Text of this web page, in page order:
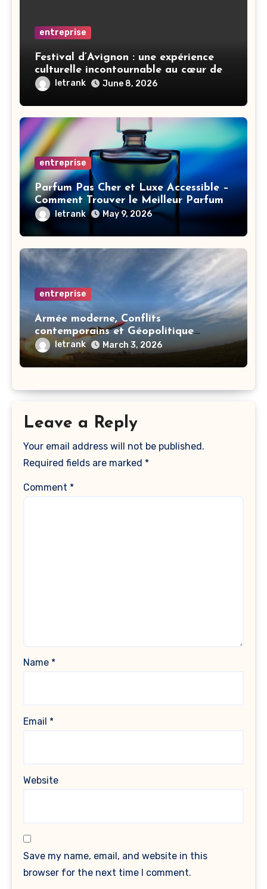
entreprise
Festival d’Avignon : une expérience
culturelle incontournable au cœur de
la Provence
letrank June 8, 2026
entreprise
Parfum Pas Cher et Luxe Accessible –
Comment Trouver le Meilleur Parfum
Femme ou Homme
letrank May 9, 2026
entreprise
Armée moderne, Conflits
contemporains et Géopolitique
mondiale
letrank March 3, 2026
Leave a Reply
Your email address will not be published.
Required fields are marked *
Comment *
Name *
Email *
Website
Save my name, email, and website in this
browser for the next time I comment.